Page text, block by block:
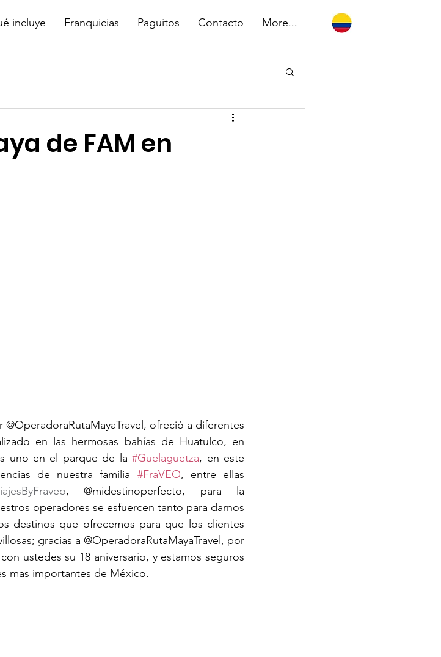
incluye Franquicias Paguitos Contacto More...
de FAM en
ofreció a diferentes
en las hermosas bahías de Huatulco, en
uno en el parque de la #Guelaguetza, en este
de nuestra familia #FraVEO, entre ellas
operadores se esfuercen tanto para darnos
destinos que ofrecemos para que los clientes
gracias a @OperadoraRutaMayaTravel, por
ustedes su 18 aniversario, y estamos seguros
mas importantes de México.